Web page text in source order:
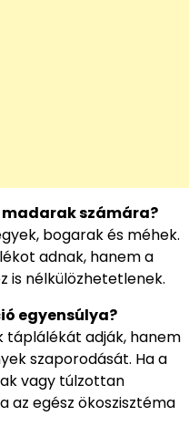
számára?
bogarak és méhek.
adnak, hanem a
is nélkülözhetetlenek.
egyensúlya?
táplálékát adják, hanem
szaporodását. Ha a
vagy túlzottan
az egész ökoszisztéma